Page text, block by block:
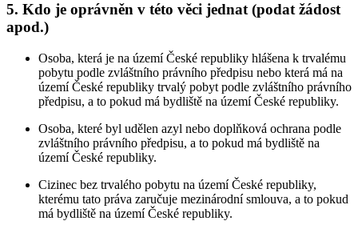
5. Kdo je oprávněn v této věci jednat (podat žádost
apod.)
Osoba, která je na území České republiky hlášena k trvalému
pobytu podle zvláštního právního předpisu nebo která má na
území České republiky trvalý pobyt podle zvláštního právního
předpisu, a to pokud má bydliště na území České republiky.
Osoba, které byl udělen azyl nebo doplňková ochrana podle
zvláštního právního předpisu, a to pokud má bydliště na
území České republiky.
Cizinec bez trvalého pobytu na území České republiky,
kterému tato práva zaručuje mezinárodní smlouva, a to pokud
má bydliště na území České republiky.